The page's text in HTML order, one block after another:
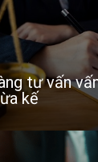
tư vấn
kế